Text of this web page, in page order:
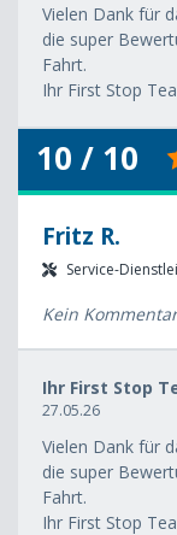
Vielen Dank für
die super
Fahrt.
Ihr First Stop
10 / 10
Fritz R.
Service-
Kein Kommentar
Ihr First Stop
27.05.26
Vielen Dank für
die super
Fahrt.
Ihr First Stop